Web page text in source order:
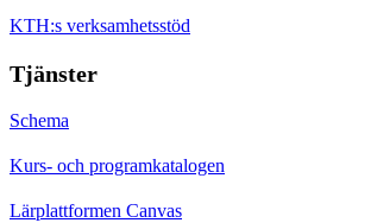
KTH:s verksamhetsstöd
Tjänster
Schema
Kurs- och programkatalogen
Lärplattformen Canvas